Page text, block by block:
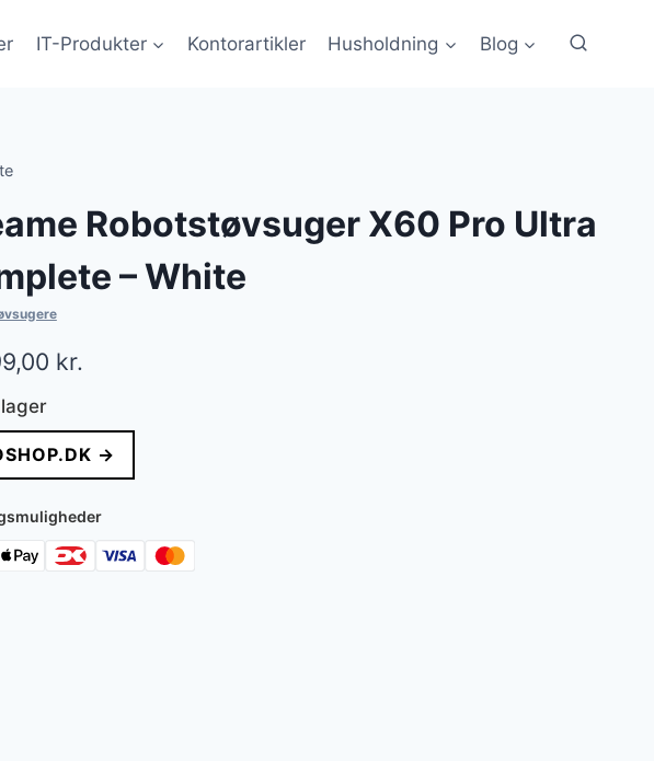
IT-Produkter Kontorartikler Husholdning Blog
Robotstøvsuger X60 Pro Ultra
– White
kr.
→